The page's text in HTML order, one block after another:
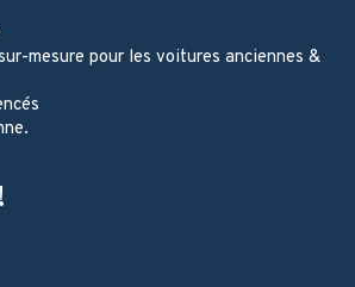
mesure pour les voitures anciennes &